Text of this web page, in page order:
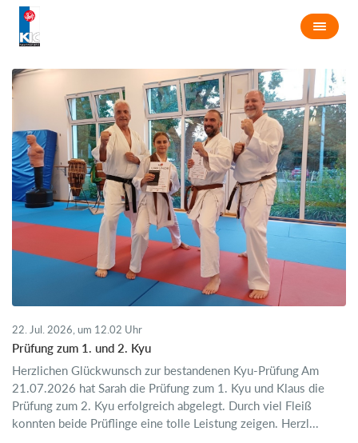
22. Jul. 2026, um 12.02 Uhr
Prüfung zum 1. und 2. Kyu
Herzlichen Glückwunsch zur bestandenen Kyu-Prüfung Am
21.07.2026 hat Sarah die Prüfung zum 1. Kyu und Klaus die
Prüfung zum 2. Kyu erfolgreich abgelegt. Durch viel Fleiß
konnten beide Prüflinge eine tolle Leistung zeigen. Herzl...